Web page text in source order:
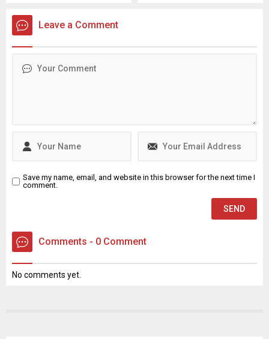
ve adli sürecin seyriyle
birlikte akıllardaki sorular
aranan sorular ve merak
Leave a Comment
Save my name, email, and website in this browser for the next time I
comment.
Comments - 0 Comment
No comments yet.